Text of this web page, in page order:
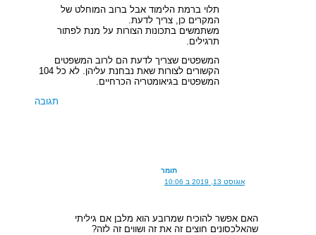
תלוי ברמת הלימוד אבל ברוב המוחלט של
המקרים כן, צריך לדעת.
משתמשים בתכונות הצורות על מנת לפתור
תרגילים.
המשפטים שצריך לדעת הם לרוב המשפטים
הקשורים לצורות שאת נבחנת עליהן. לא כל 104
המשפטים בגיאומטריה הכרחיים.
תגובה
תומר
אוגוסט 13, 2019 ב 10:06
האם אפשר להוכיח שמרובע הוא מלבן אם גיליתי
שהאלכסונים חוצים זה את זה ושווים זה לזה?